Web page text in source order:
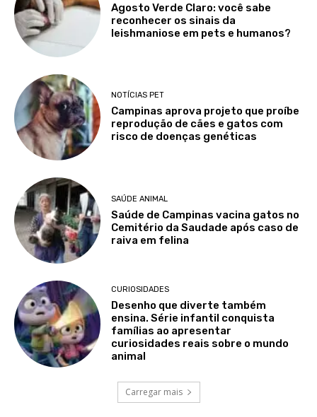
Agosto Verde Claro: você sabe
reconhecer os sinais da
leishmaniose em pets e humanos?
NOTÍCIAS PET
Campinas aprova projeto que proíbe
reprodução de cães e gatos com
risco de doenças genéticas
SAÚDE ANIMAL
Saúde de Campinas vacina gatos no
Cemitério da Saudade após caso de
raiva em felina
CURIOSIDADES
Desenho que diverte também
ensina. Série infantil conquista
famílias ao apresentar
curiosidades reais sobre o mundo
animal
Carregar mais